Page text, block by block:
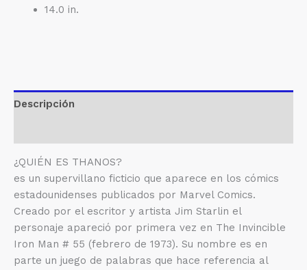
14.0 in.
Descripción
¿QUIÉN ES THANOS?
es un supervillano ficticio que aparece en los cómics
estadounidenses publicados por Marvel Comics.
Creado por el escritor y artista Jim Starlin el
personaje apareció por primera vez en The Invincible
Iron Man # 55 (febrero de 1973). Su nombre es en
parte un juego de palabras que hace referencia al